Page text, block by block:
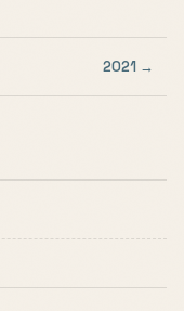
2021 →